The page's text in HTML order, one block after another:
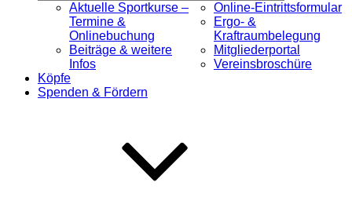
Aktuelle Sportkurse –
Termine &
Onlinebuchung
Beiträge & weitere
Infos
Online-Eintrittsformular
Ergo- &
Kraftraumbelegung
Mitgliederportal
Vereinsbroschüre
Köpfe
Spenden & Fördern